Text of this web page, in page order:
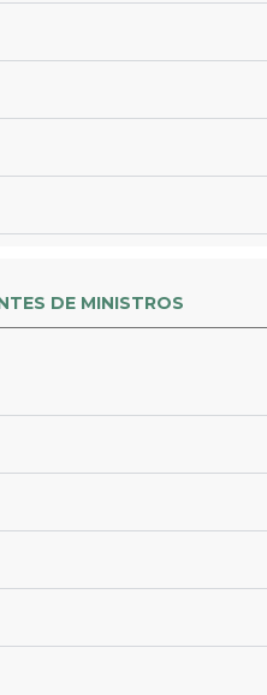
DE MINISTROS